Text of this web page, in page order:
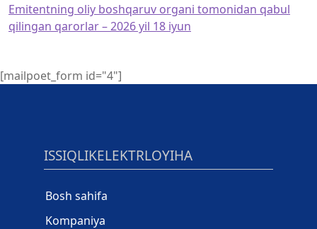
Emitentning oliy boshqaruv organi tomonidan qabul
qilingan qarorlar – 2026 yil 18 iyun
[mailpoet_form id="4"]
ISSIQLIKELEKTRLOYIHA
Bosh sahifa
Kompaniya